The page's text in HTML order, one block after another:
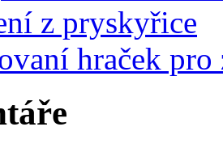
z pryskyřice
hraček pro